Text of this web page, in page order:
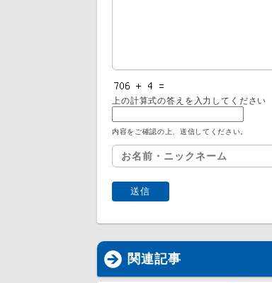
上の計算式の答えを入力してください
内容をご確認の上、送信してください。
関連記事